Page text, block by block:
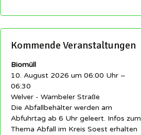
Kommende Veranstaltungen
Biomüll
10. August 2026 um 06:00 Uhr –
06:30
Welver - Wambeler Straße
Die Abfallbehälter werden am
Abfuhrtag ab 6 Uhr geleert. Infos zum
Thema Abfall im Kreis Soest erhalten